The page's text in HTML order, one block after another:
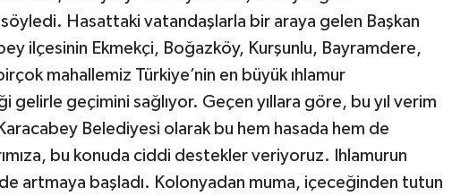
söyledi. Hasattaki vatandaşlarla bir araya gelen Başkan
ilçesinin Ekmekçi, Boğazköy, Kurşunlu, Bayramdere,
mahallemiz Türkiye’nin en büyük ıhlamur
gelirle geçimini sağlıyor. Geçen yıllara göre, bu yıl verim
Belediyesi olarak bu hem hasada hem de
bu konuda ciddi destekler veriyoruz. Ihlamurun
artmaya başladı. Kolonyadan muma, içeceğinden tutun